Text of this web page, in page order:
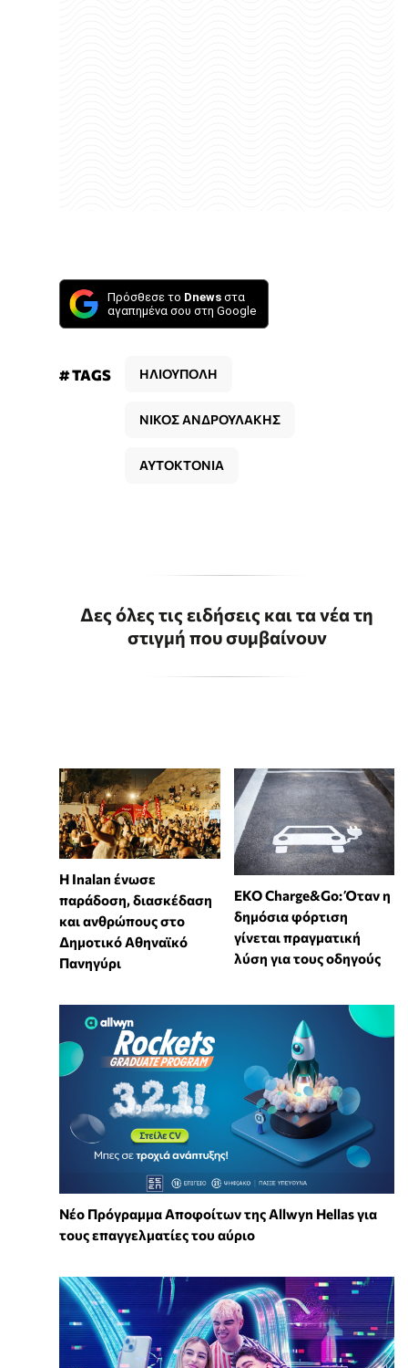
Πρόσθεσε το Dnews στα
αγαπημένα σου στη Google
# TAGS ΗΛΙΟΥΠΟΛΗ
ΝΙΚΟΣ ΑΝΔΡΟΥΛΑΚΗΣ
ΑΥΤΟΚΤΟΝΙΑ
Δες όλες τις ειδήσεις και τα νέα τη
στιγμή που συμβαίνουν
Η Inalan ένωσε
παράδοση, διασκέδαση
και ανθρώπους στο
Δημοτικό Αθηναϊκό
Πανηγύρι
EKO Charge&Go: Όταν η
δημόσια φόρτιση
γίνεται πραγματική
λύση για τους οδηγούς
Νέο Πρόγραμμα Αποφοίτων της Allwyn Hellas για
τους επαγγελματίες του αύριο